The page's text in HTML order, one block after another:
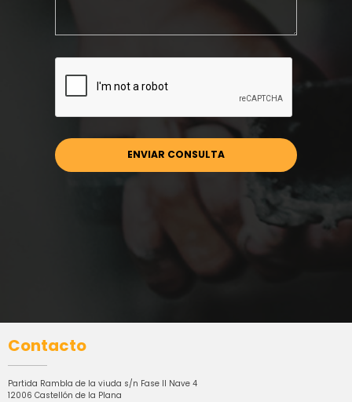
Contacto
Partida Rambla de la viuda s/n Fase II Nave 4
12006 Castellón de la Plana